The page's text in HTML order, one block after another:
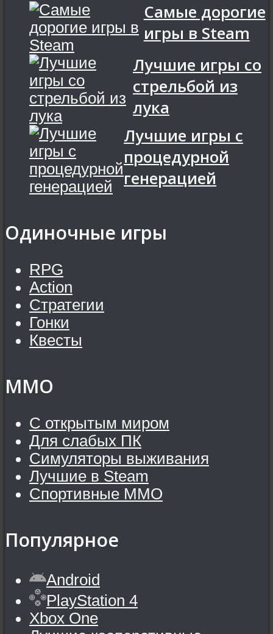
Самые дорогие
игры в Steam
Лучшие игры со
стрельбой из
лука
Лучшие игры с
процедурной
генерацией
Одиночные игры
RPG
Action
Стратегии
Гонки
Квесты
MMO
С открытым миром
Для слабых ПК
Симуляторы выживания
Лучшие в Steam
Спортивные MMO
Популярное
Android
PlayStation 4
Xbox One